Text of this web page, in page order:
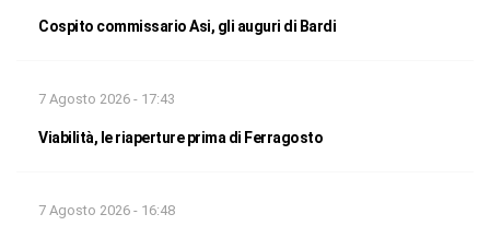
Cospito commissario Asi, gli auguri di Bardi
7 Agosto 2026 - 17:43
Viabilità, le riaperture prima di Ferragosto
7 Agosto 2026 - 16:48